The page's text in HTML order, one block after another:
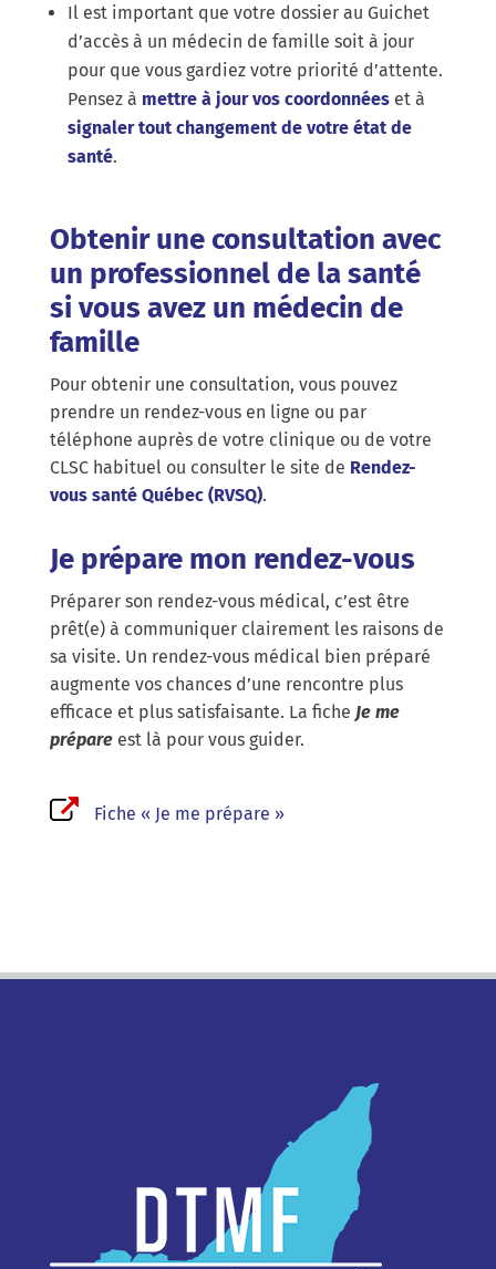
Il est important que votre dossier au Guichet
d’accès à un médecin de famille soit à jour
pour que vous gardiez votre priorité d’attente.
Pensez à mettre à jour vos coordonnéeset à
signaler tout changement de votre état de
santé.
Obtenir une consultation avec
un professionnel de la santé
si vous avez un médecin de
famille
Pour obtenir une consultation, vous pouvez
prendre un rendez-vous en ligne ou par
téléphone auprès de votre clinique ou de votre
CLSC habituel ou consulter le site de Rendez-
vous santé Québec (RVSQ).
Je prépare mon rendez-vous
Préparer son rendez-vous médical, c’est être
prêt(e) à communiquer clairement les raisons de
sa visite. Un rendez-vous médical bien préparé
augmente vos chances d’une rencontre plus
efficace et plus satisfaisante. La fiche Je me
prépareest là pour vous guider.
Fiche « Je me prépare »